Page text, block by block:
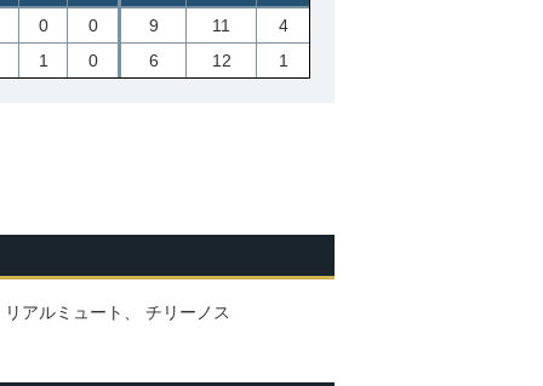
0 0 9 11
4
1 0 6 12 1
アルミュート、 チリーノス